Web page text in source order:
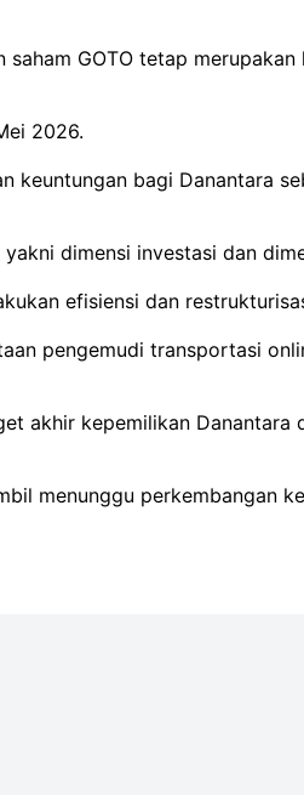
GOTO tetap
2026.
keuntungan bagi Danantara
dimensi investasi dan
efisiensi dan
pengemudi transportasi
akhir kepemilikan Danantara
menunggu perkembangan